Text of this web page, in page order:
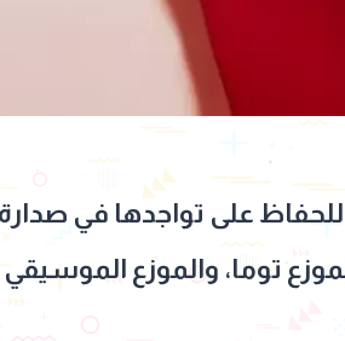
ذكية تهدف للحفاظ على تواجدها في
توما، والموزع الموسيقي